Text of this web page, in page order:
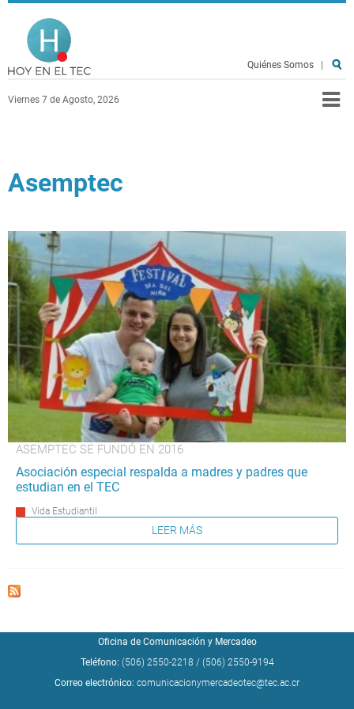
Pasar al contenido principal
Viernes 7 de Agosto, 2026
Quiénes Somos
Asemptec
ASEMPTEC SE FUNDÓ EN 2016
Asociación especial respalda a madres y padres que
estudian en el TEC
Vida Estudiantil
LEER MÁS
Oficina de Comunicación y Mercadeo
Teléfono: (506) 2550-2218 / (506) 2550-9194
Correo electrónico: comunicacionymercadeotec@tec.ac.cr